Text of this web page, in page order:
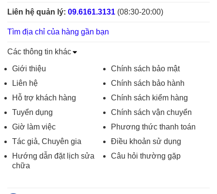
Liên hệ quản lý: 09.6161.3131 (08:30-20:00)
Tìm địa chỉ của hàng gần bạn
Các thông tin khác
Giới thiệu
Liên hệ
Hỗ trợ khách hàng
Tuyển dụng
Giờ làm việc
Tác giả, Chuyên gia
Hướng dẫn đặt lịch sửa
chữa
Chính sách bảo mật
Chính sách bảo hành
Chính sách kiểm hàng
Chính sách vận chuyển
Phương thức thanh toán
Điều khoản sử dụng
Câu hỏi thường gặp